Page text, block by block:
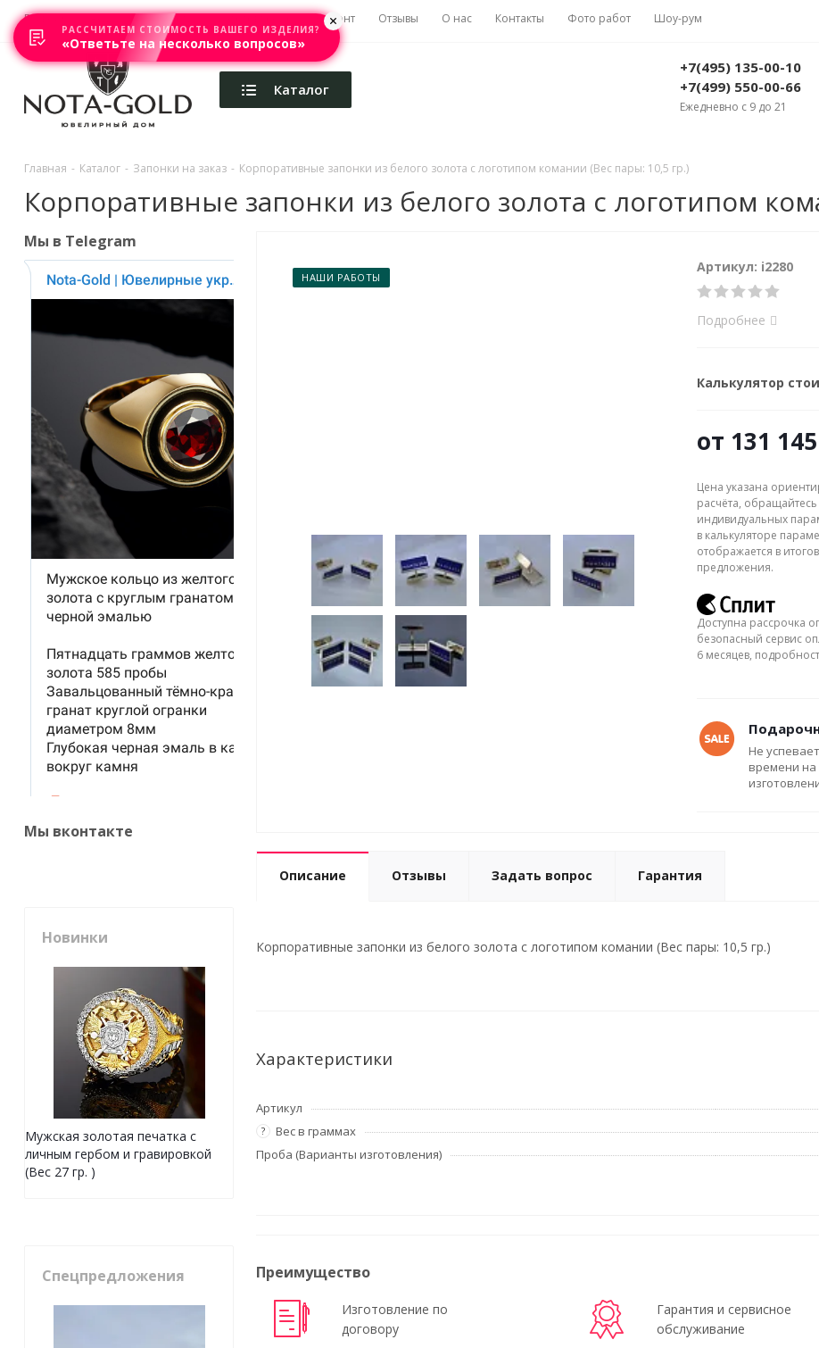
Главная Акции Каталоги Изготовление Ремонт Отзывы О нас Контакты Фото работ Шоу-рум
Каталог
+7(495) 135-00-10
+7(499) 550-00-66
Ежедневно с 9 до 21
Главная - Каталог - Запонки на заказ - Корпоративные запонки из белого золота с логотипом комании (Вес пары: 10,5 гр.)
Корпоративные запонки из белого золота с логотипом
НАШИ РАБОТЫ
Артикул: i2280
Подробнее
Калькулятор
от 131
Цена указана
расчёта,
индивидуальных
в калькуляторе
отображается в
предложения.
Доступна рассрочка
безопасный сервис
6 месяцев,
Не
времени на
Описание Отзывы Задать вопрос Гарантия
Корпоративные запонки из белого золота с логотипом комании (Вес пары: 10,5 гр.)
Характеристики
Артикул
? Вес в граммах
Проба (Варианты изготовления)
Преимущество
Изготовление по
договору
Гарантия и сервисное
обслуживание
Мы в Telegram
Мы вконтакте
Новинки
Мужская золотая печатка с
личным гербом и гравировкой
(Вес 27 гр. )
Спецпредложения
РАССЧИТАЕМ СТОИМОСТЬ ВАШЕГО ИЗДЕЛИЯ?
«Ответьте на несколько вопросов»